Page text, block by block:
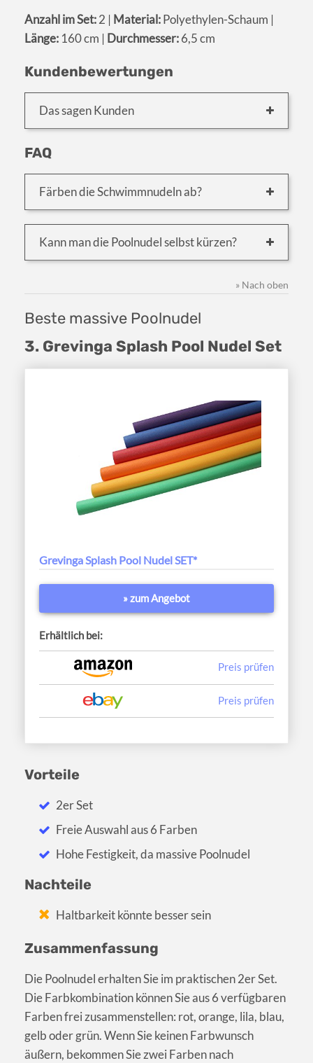
Anzahl im Set:2 | Material:Polyethylen-Schaum |
Länge: 160 cm | Durchmesser:6,5 cm
Kundenbewertungen
Das sagen Kunden
FAQ
Färben die Schwimmnudeln ab?
Kann man die Poolnudel selbst kürzen?
» Nach oben
Beste massive Poolnudel
3. Grevinga Splash Pool Nudel Set
Grevinga Splash Pool Nudel SET*
» zum Angebot
Erhältlich bei:
Preis prüfen
Preis prüfen
Vorteile
2er Set
Freie Auswahl aus 6 Farben
Hohe Festigkeit, da massive Poolnudel
Nachteile
Haltbarkeit könnte besser sein
Zusammenfassung
Die Poolnudel erhalten Sie im praktischen 2er Set.
Die Farbkombination können Sie aus 6 verfügbaren
Farben frei zusammenstellen: rot, orange, lila, blau,
gelb oder grün. Wenn Sie keinen Farbwunsch
äußern, bekommen Sie zwei Farben nach